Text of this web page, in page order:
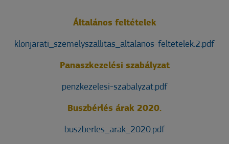
Általános feltételek
klonjarati_szemelyszallitas_altalanos-feltetelek.2.pdf
Panaszkezelési szabályzat
penzkezelesi-szabalyzat.pdf
Buszbérlés árak 2020.
buszberles_arak_2020.pdf